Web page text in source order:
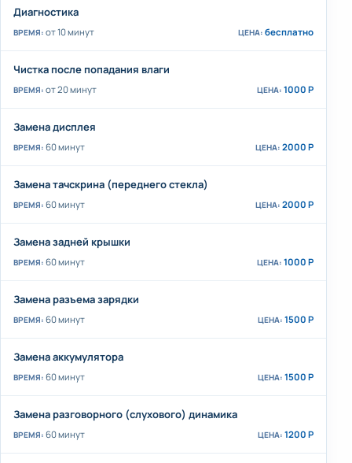
Диагностика
от 10 минут бесплатно
Чистка после попадания влаги
от 20 минут 1000 Р
Замена дисплея
60 минут 2000 Р
Замена тачскрина (переднего стекла)
60 минут 2000 Р
Замена задней крышки
60 минут 1000 Р
Замена разъема зарядки
60 минут 1500 Р
Замена аккумулятора
60 минут 1500 Р
Замена разговорного (слухового) динамика
60 минут 1200 Р